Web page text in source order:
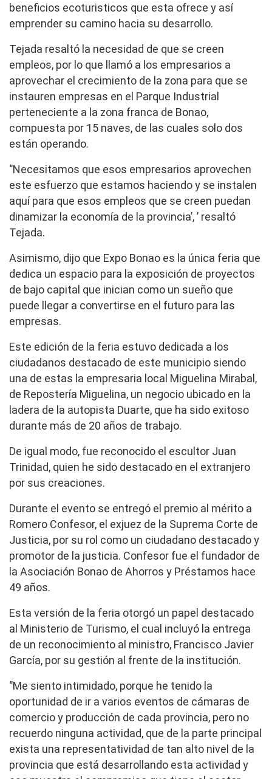
beneficios ecoturisticos que esta ofrece y así
emprender su camino hacia su desarrollo.
Tejada resaltó la necesidad de que se creen
empleos, por lo que llamó a los empresarios a
aprovechar el crecimiento de la zona para que se
instauren empresas en el Parque Industrial
perteneciente a la zona franca de Bonao,
compuesta por 15 naves, de las cuales solo dos
están operando.
‘’Necesitamos que esos empresarios aprovechen
este esfuerzo que estamos haciendo y se instalen
aquí para que esos empleos que se creen puedan
dinamizar la economía de la provincia’, ’ resaltó
Tejada.
Asimismo, dijo que Expo Bonao es la única feria que
dedica un espacio para la exposición de proyectos
de bajo capital que inician como un sueño que
puede llegar a convertirse en el futuro para las
empresas.
Este edición de la feria estuvo dedicada a los
ciudadanos destacado de este municipio siendo
una de estas la empresaria local Miguelina Mirabal,
de Repostería Miguelina, un negocio ubicado en la
ladera de la autopista Duarte, que ha sido exitoso
durante más de 20 años de trabajo.
De igual modo, fue reconocido el escultor Juan
Trinidad, quien he sido destacado en el extranjero
por sus creaciones.
Durante el evento se entregó el premio al mérito a
Romero Confesor, el exjuez de la Suprema Corte de
Justicia, por su rol como un ciudadano destacado y
promotor de la justicia. Confesor fue el fundador de
la Asociación Bonao de Ahorros y Préstamos hace
49 años.
Esta versión de la feria otorgó un papel destacado
al Ministerio de Turismo, el cual incluyó la entrega
de un reconocimiento al ministro, Francisco Javier
García, por su gestión al frente de la institución.
‘’Me siento intimidado, porque he tenido la
oportunidad de ir a varios eventos de cámaras de
comercio y producción de cada provincia, pero no
recuerdo ninguna actividad, que de la parte principal
exista una representatividad de tan alto nivel de la
provincia que está desarrollando esta actividad y